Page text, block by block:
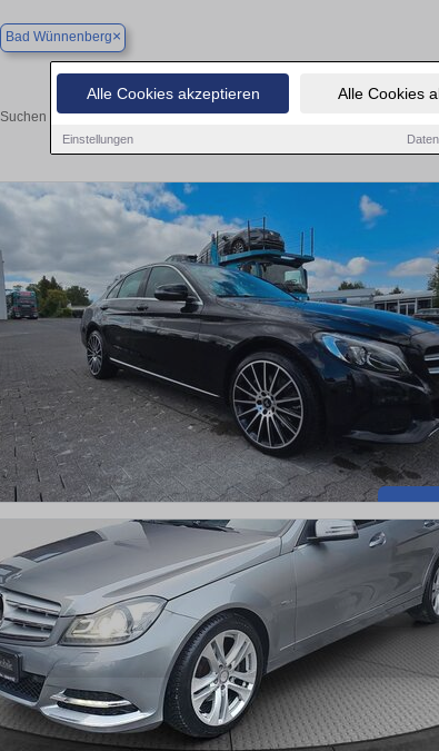
Alle Cookies akzeptieren Alle Cookies
Einstellungen
Bad Wünnenberg×
Finden Sie in Bad
Suchen Sie in Bad Wünnenberg einen Mercedes C 250
und